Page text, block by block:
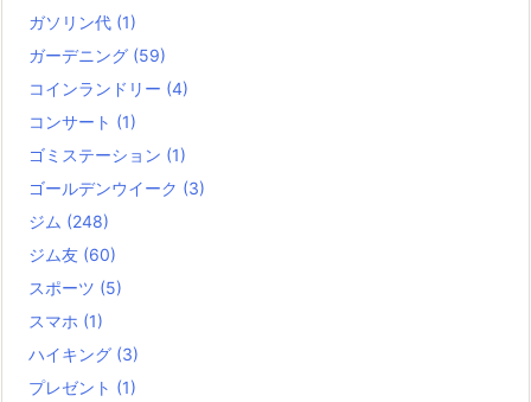
ガソリン代 (1)
ガーデニング (59)
コインランドリー (4)
コンサート (1)
ゴミステーション (1)
ゴールデンウイーク (3)
ジム (248)
ジム友 (60)
スポーツ (5)
スマホ (1)
ハイキング (3)
プレゼント (1)